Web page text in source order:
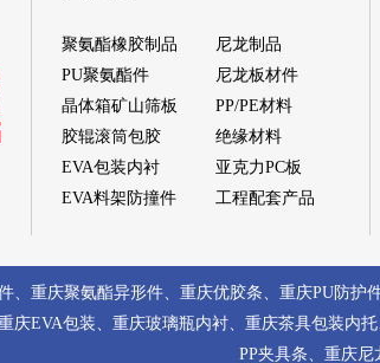
聚氨酯橡胶制品
PU聚氨酯件
晶体箱矿山筛板
胶辊滚筒包胶
EVA包装内衬
EVA料架防撞件
尼龙制品
尼龙板材件
PP/PE材料
绝缘材料
亚克力PC板
工程配套产品
、 重庆聚氨酯异形件、 重庆优胶条、 重庆PU防护
庆EVA包装、 重庆玻璃瓶内衬、 重庆茶具包装内托
PP夹具条、 重庆尼